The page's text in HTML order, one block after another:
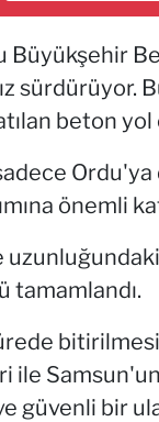
Büyükşehir
beton yol
önemli
tamamlandı.
ile
güvenli bir